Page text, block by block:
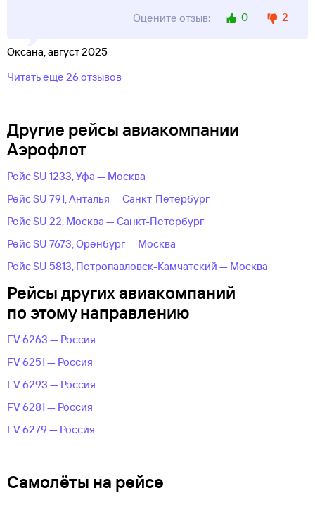
Оцените отзыв:
0 2
Оксана, август 2025
Читать еще 26 отзывов
Другие рейсы авиакомпании
Аэрофлот
Рейс SU 1233, Уфа — Москва
Рейс SU 791, Анталья — Санкт-Петербург
Рейс SU 22, Москва — Санкт-Петербург
Рейс SU 7673, Оренбург — Москва
Рейс SU 5813, Петропавловск-Камчатский — Москва
Рейсы других авиакомпаний
по этому направлению
FV 6263 — Россия
FV 6251 — Россия
FV 6293 — Россия
FV 6281 — Россия
FV 6279 — Россия
Самолёты на рейсе